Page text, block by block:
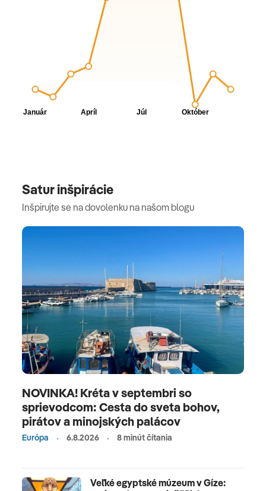
Satur inšpirácie
Inšpirujte se na dovolenku na našom blogu
NOVINKA! Kréta v septembri so
sprievodcom: Cesta do sveta bohov,
pirátov a minojských palácov
Európa 6.8.2026 8 minút čítania
Veľké egyptské múzeum v Gíze: